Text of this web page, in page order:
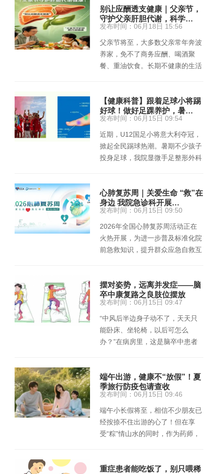
别让应酬透支健康｜父亲节，
守护父亲肝胆代谢，科学…
发布时间：06月18日 15:56
父亲节将至，大多数父亲常年奔波
养家，免不了商务应酬、喝酒聚
餐、重油饮食。长期不健康的生活
【健康科普】跟着足球小将踢
好球！做好足踝养护，暑…
发布时间：06月15日 09:54
近期，U12国足小将意大利夺冠，
掀起全民踢球热潮。暑期不少孩子
投身足球，我院显微手足整形外科
心肺复苏周｜关爱生命 “救”在
身边 我院急诊科开展…
发布时间：06月15日 09:50
2026年全国心肺复苏周活动正在
火热开展，为进一步普及标准化院
前急救知识，提升群众应急自救互
摆对姿势，远离并发症——脑
卒中康复路之良肢位摆放
发布时间：06月15日 09:47
“中风后半边身子动不了，天天只
能卧床、坐轮椅，以后可怎么
办？”在病房里，这是脑卒中患者
端午出游，健康不“放假”！夏
季旅行防疫包请查收
发布时间：06月15日 09:46
端午小长假将至，相信不少朋友已
经按捺不住出游的心了！但在享
受“粽”情山水的同时，作为药师，
重症患者能吃饭了，别只喂稀